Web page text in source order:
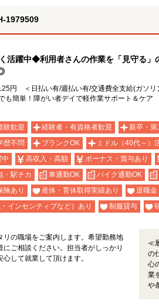
1979509
活躍中◆利用者さんの作業を「見守る」
円 ＜日払い有/週払い有/交通費全支給(ガソリ
も簡単！障がい者デイで軽作業サポート＆ケア
験歓迎 経験者・有資格者歓迎 新卒・
歴不問 ブランクOK ミドル（40代～）
中
高収入・高額 ボーナス・賞与あり
・駅チカ 車通勤OK バイク通勤OK
険あり 産休・育休取得実績あり
退職金
インセンティブなど）あり
制服貸与
リの職場をご案内します。希望勤務地
ご相談ください。担当者がしっかり
して就業して頂けます。
≪
の
心
業
や